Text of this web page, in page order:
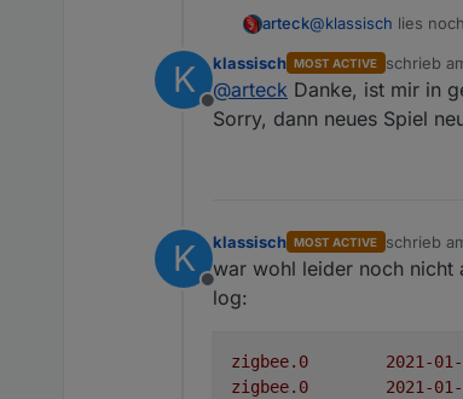
arteck@klassisch lies
du hast da einen
da ist ein blank
K
Offline
klassisch MOST ACTIVE schrieb
zuletzt
@arteck Danke, ist mir in
Sorry, dann neues Spiel
K
Offline
klassisch MOST ACTIVE schrieb
zuletzt
war wohl leider noch nicht
log:
zigbee.0
zigbee.0